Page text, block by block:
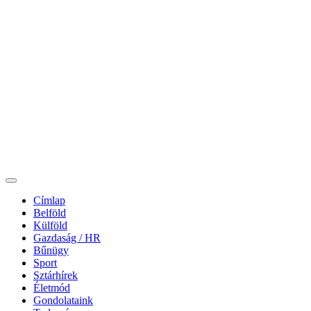
Címlap
Belföld
Külföld
Gazdaság / HR
Bűnügy
Sport
Sztárhírek
Életmód
Gondolataink